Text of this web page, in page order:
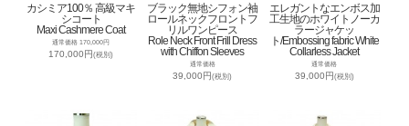
カシミア100％ 高級マキ
シコート
Maxi Cashmere Coat
通常価格 170,000円
170,000円(税別)
ブラック無地シフォン袖
ロールネックフロントフ
リルワンピース
Role Neck Front Frill Dress
with Chiffon Sleeves
通常価格
39,000円(税別)
エレガントなエンボス加
工生地のホワイトノーカ
ラージャケッ
ト/Embossing fabric White
Collarless Jacket
通常価格
39,000円(税別)